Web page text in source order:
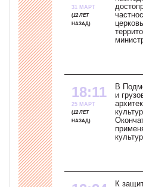
31 МАРТ
12 ЛЕТ
НАЗАД
18:11
25 МАРТ
12 ЛЕТ
НАЗАД
В
и
К